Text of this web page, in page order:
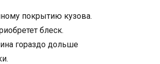
покрытию кузова.
блеск.
гораздо дольше